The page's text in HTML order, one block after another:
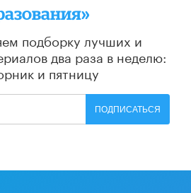
подборку лучших и
два раза в неделю:
и пятницу
ПОДПИСАТЬСЯ